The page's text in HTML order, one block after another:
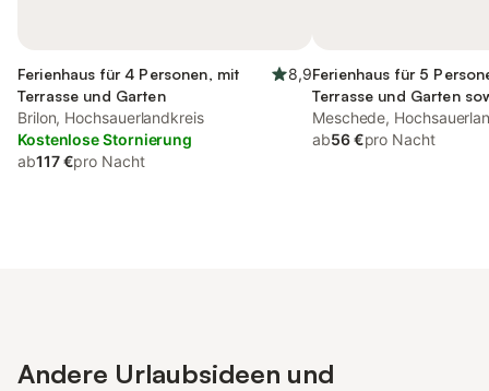
Ferienhaus für 4 Personen, mit
Terrasse und Garten
8,9
Brilon, Hochsauerlandkreis
Kostenlose Stornierung
ab117 €pro Nacht
Ferienhaus für 5
Terrasse und Garten
Seeblick
Meschede,
ab56 €pro Nacht
Andere Urlaubsideen und